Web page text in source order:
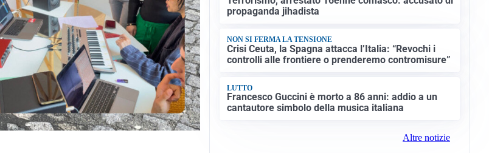
propaganda jihadista
NON SI FERMA LA TENSIONE
Crisi Ceuta, la Spagna attacca l’Italia: “Revochi i
controlli alle frontiere o prenderemo contromisure”
LUTTO
Francesco Guccini è morto a 86 anni: addio a un
cantautore simbolo della musica italiana
Altre notizie